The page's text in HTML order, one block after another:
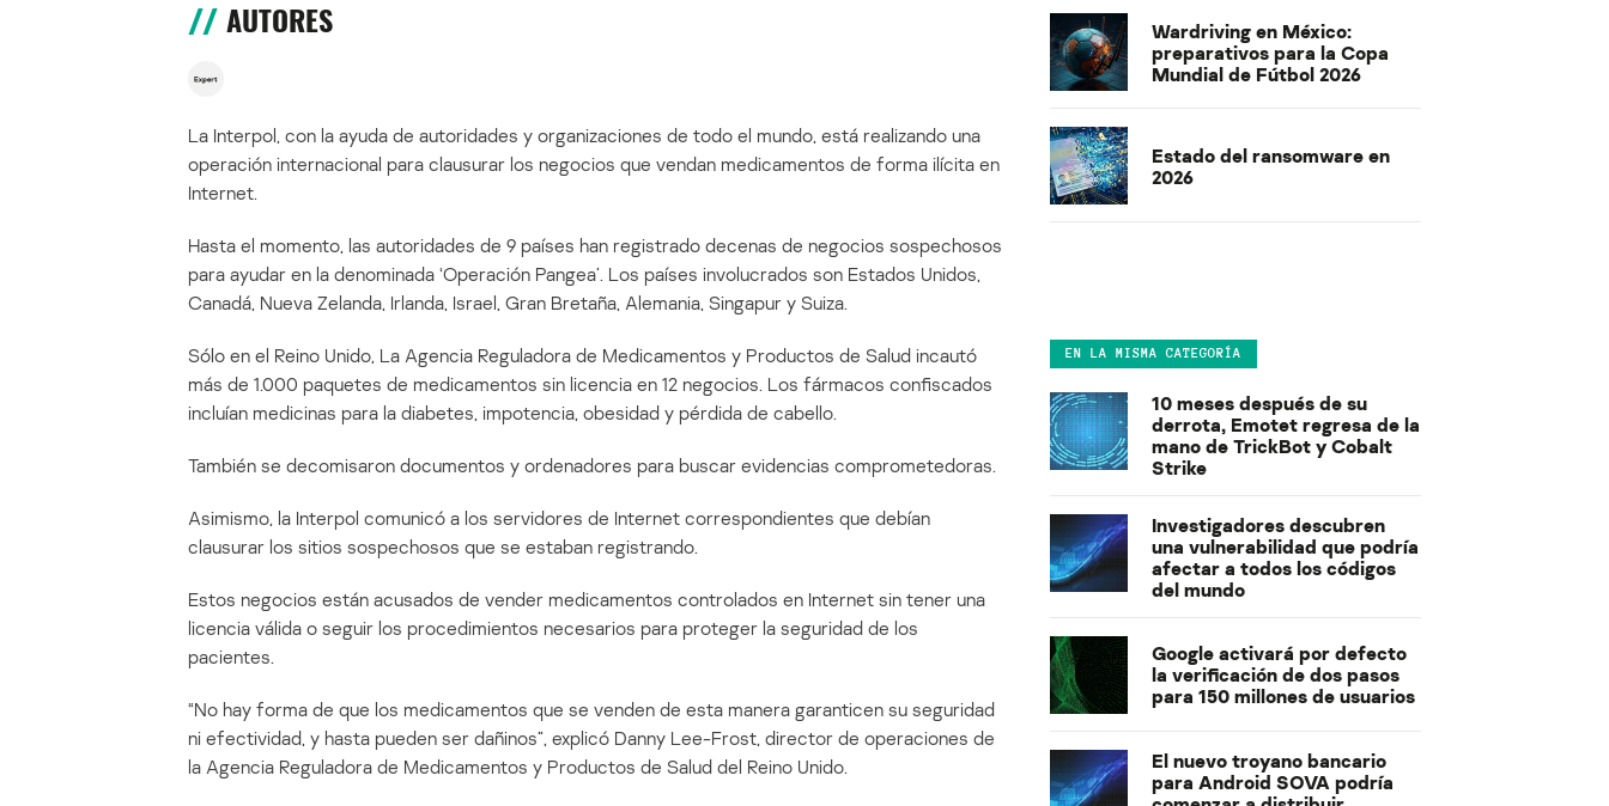
AUTORES
La Interpol, con la ayuda de autoridades y organizaciones de todo el mundo, está realizando una
operación internacional para clausurar los negocios que vendan medicamentos de forma ilícita en
Internet.
Hasta el momento, las autoridades de 9 países han registrado decenas de negocios sospechosos
para ayudar en la denominada ‘Operación Pangea’. Los países involucrados son Estados Unidos,
Canadá, Nueva Zelanda, Irlanda, Israel, Gran Bretaña, Alemania, Singapur y Suiza.
Sólo en el Reino Unido, La Agencia Reguladora de Medicamentos y Productos de Salud incautó
más de 1.000 paquetes de medicamentos sin licencia en 12 negocios. Los fármacos confiscados
incluían medicinas para la diabetes, impotencia, obesidad y pérdida de cabello.
También se decomisaron documentos y ordenadores para buscar evidencias comprometedoras.
Asimismo, la Interpol comunicó a los servidores de Internet correspondientes que debían
clausurar los sitios sospechosos que se estaban registrando.
Estos negocios están acusados de vender medicamentos controlados en Internet sin tener una
licencia válida o seguir los procedimientos necesarios para proteger la seguridad de los
pacientes.
“No hay forma de que los medicamentos que se venden de esta manera garanticen su seguridad
ni efectividad, y hasta pueden ser dañinos”, explicó Danny Lee-Frost, director de operaciones de
la Agencia Reguladora de Medicamentos y Productos de Salud del Reino Unido.
Wardriving en México:
preparativos para la Copa
Mundial de Fútbol 2026
Estado del ransomware en
2026
EN LA MISMA CATEGORÍA
10 meses después de su
derrota, Emotet regresa de la
mano de TrickBot y Cobalt
Strike
Investigadores descubren
una vulnerabilidad que podría
afectar a todos los códigos
del mundo
Google activará por defecto
la verificación de dos pasos
para 150 millones de usuarios
El nuevo troyano bancario
para Android SOVA podría